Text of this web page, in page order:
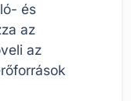
és
az
az